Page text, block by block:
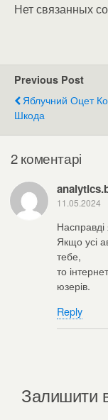
Нет связанных
Previous Post
Яблучний Оцет
Шкода
2 коментарі
11.05.2024
Якщо усі
тебе,
то
юзерів.
Reply
Залишити